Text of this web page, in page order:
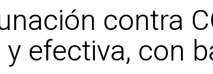
contra
efectiva, con